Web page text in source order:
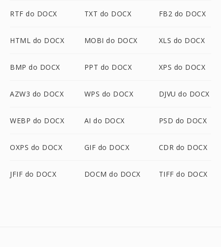
RTF do DOCX TXT do DOCX FB2 do DOCX
HTML do DOCX MOBI do DOCX XLS do DOCX
BMP do DOCX PPT do DOCX XPS do DOCX
AZW3 do DOCX WPS do DOCX DJVU do DOCX
WEBP do DOCX AI do DOCX PSD do DOCX
OXPS do DOCX GIF do DOCX CDR do DOCX
JFIF do DOCX DOCM do DOCX TIFF do DOCX